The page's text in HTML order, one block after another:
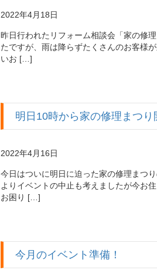
2022年4月18日
昨日行われたリフォーム相談会「家の修
たですが、雨は降らずたくさんのお客様
いお […]
明日10時から家の修理まつり
2022年4月16日
今日はついに明日に迫った家の修理まつ
よりイベントの中止も考えましたが今お
お困り […]
今月のイベント準備！